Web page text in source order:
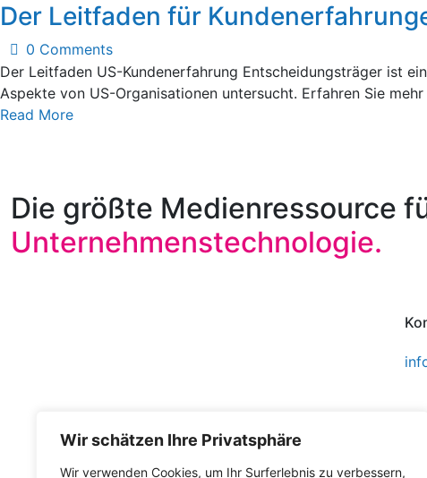
Wir schätzen Ihre Privatsphäre
Wir verwenden Cookies, um Ihr Surferlebnis zu verbessern,
Der Leitfaden für
0 Comments
Der Leitfaden US-Kundenerfahrung Entscheidungsträger ist
Aspekte von US-Organisationen untersucht. Erfahren Sie
Read More
Die größte Medienressource
Unternehmenstechnologie.